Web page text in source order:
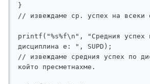
}
// извеждаме ср. успех на всеки
printf("%s%f\n", "Средния успех
дисциплина е: ", SUPD);
// извеждаме средния успех по
който пресметнахме.